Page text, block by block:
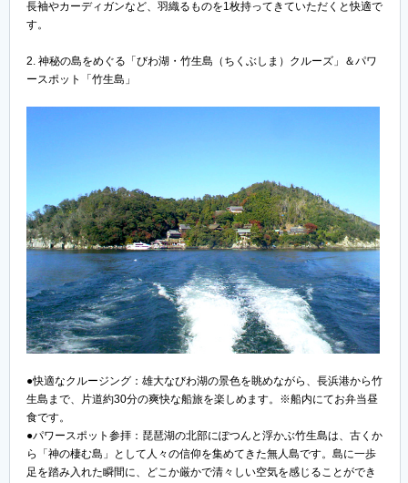
長袖やカーディガンなど、羽織るものを1枚持ってきていただくと快適で
す。
2. 神秘の島をめぐる「びわ湖・竹生島（ちくぶしま）クルーズ」＆パワ
ースポット「竹生島」
●快適なクルージング：雄大なびわ湖の景色を眺めながら、長浜港から竹
生島まで、片道約30分の爽快な船旅を楽しめます。※船内にてお弁当昼
食です。
●パワースポット参拝：琵琶湖の北部にぽつんと浮かぶ竹生島は、古くか
ら「神の棲む島」として人々の信仰を集めてきた無人島です。島に一歩
足を踏み入れた瞬間に、どこか厳かで清々しい空気を感じることができ